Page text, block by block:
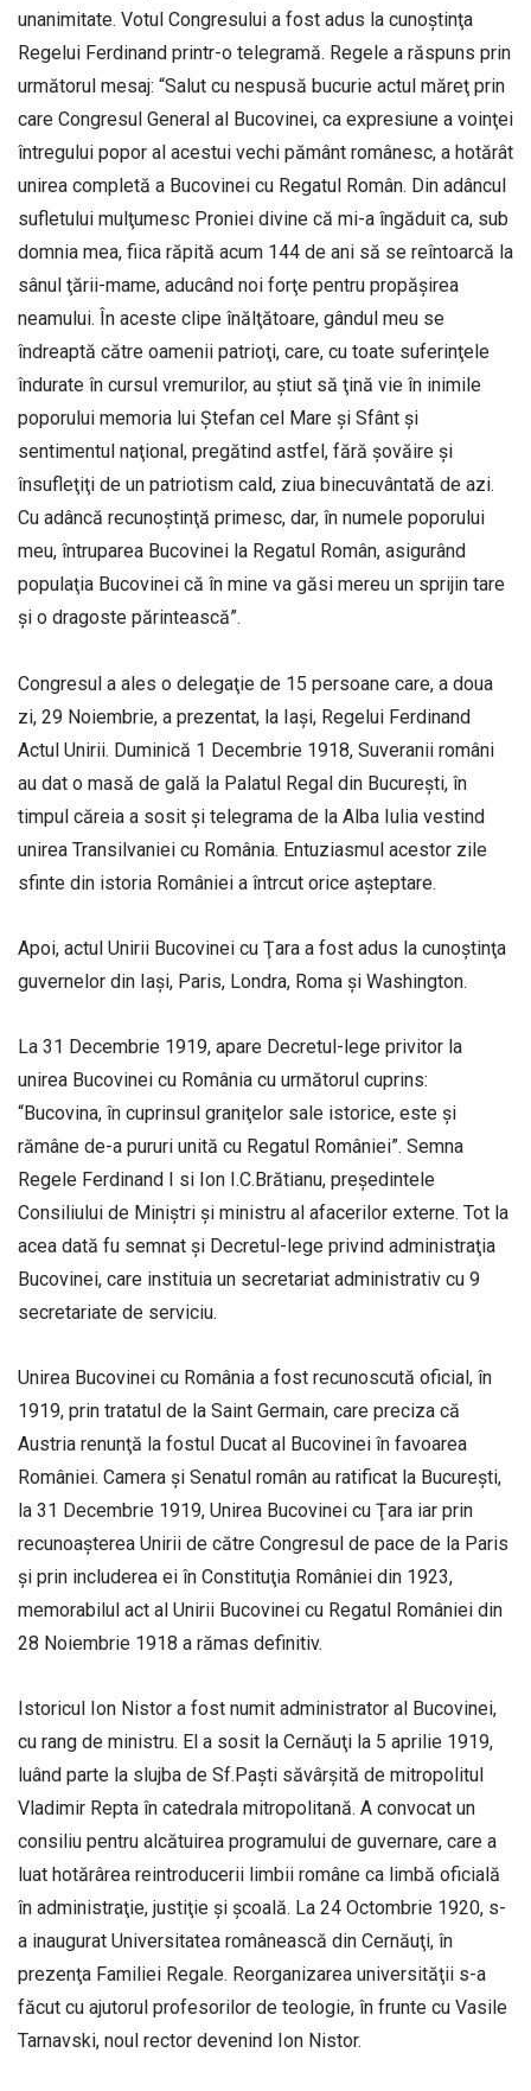
unanimitate. Votul Congresului a fost adus la cunoştinţa
Regelui Ferdinand printr-o telegramă. Regele a răspuns prin
următorul mesaj: “Salut cu nespusă bucurie actul măreţ prin
care Congresul General al Bucovinei, ca expresiune a voinţei
întregului popor al acestui vechi pământ românesc, a hotărât
unirea completă a Bucovinei cu Regatul Român. Din adâncul
sufletului mulţumesc Proniei divine că mi-a îngăduit ca, sub
domnia mea, fiica răpită acum 144 de ani să se reîntoarcă la
sânul ţării-mame, aducând noi forţe pentru propăşirea
neamului. În aceste clipe înălţătoare, gândul meu se
îndreaptă către oamenii patrioţi, care, cu toate suferinţele
îndurate în cursul vremurilor, au ştiut să ţină vie în inimile
poporului memoria lui Ştefan cel Mare şi Sfânt şi
sentimentul naţional, pregătind astfel, fără şovăire şi
însufleţiţi de un patriotism cald, ziua binecuvântată de azi.
Cu adâncă recunoştinţă primesc, dar, în numele poporului
meu, întruparea Bucovinei la Regatul Român, asigurând
populaţia Bucovinei că în mine va găsi mereu un sprijin tare
şi o dragoste părintească”.
Congresul a ales o delegaţie de 15 persoane care, a doua
zi, 29 Noiembrie, a prezentat, la Iaşi, Regelui Ferdinand
Actul Unirii. Duminică 1 Decembrie 1918, Suveranii români
au dat o masă de gală la Palatul Regal din Bucureşti, în
timpul căreia a sosit şi telegrama de la Alba Iulia vestind
unirea Transilvaniei cu România. Entuziasmul acestor zile
sfinte din istoria României a întrcut orice aşteptare.
Apoi, actul Unirii Bucovinei cu Ţara a fost adus la cunoştinţa
guvernelor din Iaşi, Paris, Londra, Roma şi Washington.
La 31 Decembrie 1919, apare Decretul-lege privitor la
unirea Bucovinei cu România cu următorul cuprins:
“Bucovina, în cuprinsul graniţelor sale istorice, este şi
rămâne de-a pururi unită cu Regatul României”. Semna
Regele Ferdinand I si Ion I.C.Brătianu, preşedintele
Consiliului de Miniştri şi ministru al afacerilor externe. Tot la
acea dată fu semnat şi Decretul-lege privind administraţia
Bucovinei, care instituia un secretariat administrativ cu 9
secretariate de serviciu.
Unirea Bucovinei cu România a fost recunoscută oficial, în
1919, prin tratatul de la Saint Germain, care preciza că
Austria renunţă la fostul Ducat al Bucovinei în favoarea
României. Camera şi Senatul român au ratificat la Bucureşti,
la 31 Decembrie 1919, Unirea Bucovinei cu Ţara iar prin
recunoaşterea Unirii de către Congresul de pace de la Paris
şi prin includerea ei în Constituţia României din 1923,
memorabilul act al Unirii Bucovinei cu Regatul României din
28 Noiembrie 1918 a rămas definitiv.
Istoricul Ion Nistor a fost numit administrator al Bucovinei,
cu rang de ministru. El a sosit la Cernăuţi la 5 aprilie 1919,
luând parte la slujba de Sf.Paşti săvârşită de mitropolitul
Vladimir Repta în catedrala mitropolitană. A convocat un
consiliu pentru alcătuirea programului de guvernare, care a
luat hotărârea reintroducerii limbii române ca limbă oficială
în administraţie, justiţie şi şcoală. La 24 Octombrie 1920, s-
a inaugurat Universitatea românească din Cernăuţi, în
prezenţa Familiei Regale. Reorganizarea universităţii s-a
făcut cu ajutorul profesorilor de teologie, în frunte cu Vasile
Tarnavski, noul rector devenind Ion Nistor.